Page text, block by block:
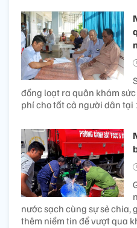
đồng loạt ra quân khám
phí cho tất cả người dân tại
nước sạch cùng sự sẻ
thêm niềm tin để vượt qua